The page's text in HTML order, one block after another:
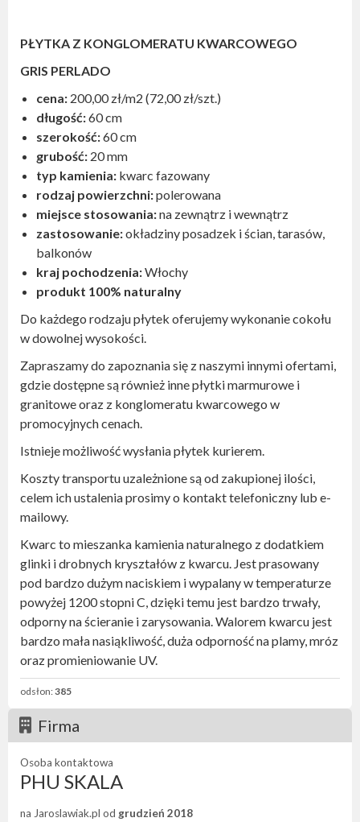
PŁYTKA Z KONGLOMERATU KWARCOWEGO
GRIS PERLADO
cena: 200,00 zł/m2 (72,00 zł/szt.)
długość:60 cm
szerokość:60 cm
grubość: 20 mm
typ kamienia: kwarc fazowany
rodzaj powierzchni:polerowana
miejsce stosowania:na zewnątrz i wewnątrz
zastosowanie:okładziny posadzek i ścian, tarasów,
balkonów
kraj pochodzenia:Włochy
produkt 100% naturalny
Do każdego rodzaju płytek oferujemy wykonanie cokołu
w dowolnej wysokości.
Zapraszamy do zapoznania się z naszymi innymi ofertami,
gdzie dostępne są również inne płytki marmurowe i
granitowe oraz z konglomeratu kwarcowego w
promocyjnych cenach.
Istnieje możliwość wysłania płytek kurierem.
Koszty transportu uzależnione są od zakupionej ilości,
celem ich ustalenia prosimy o kontakt telefoniczny lub e-
mailowy.
Kwarc to mieszanka kamienia naturalnego z dodatkiem
glinki i drobnych kryształów z kwarcu. Jest prasowany
pod bardzo dużym naciskiem i wypalany w temperaturze
powyżej 1200 stopni C, dzięki temu jest bardzo trwały,
odporny na ścieranie i zarysowania. Walorem kwarcu jest
bardzo mała nasiąkliwość, duża odporność na plamy, mróz
oraz promieniowanie UV.
odsłon:385
Firma
Osoba kontaktowa
PHU SKALA
na Jaroslawiak.pl od grudzień 2018